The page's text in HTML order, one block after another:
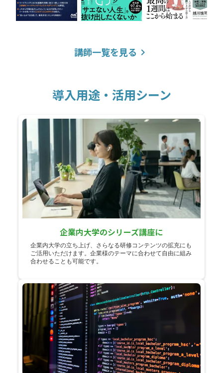
講師一覧を見る keyboard_arrow_right
導入用途・活用シーン
企業内大学のシリーズ講座に
企業内大学の立ち上げ、さらなる研修コンテンツの拡充にも
ご活用いただけます。企業様のテーマに合わせて自由に組み
合わせることも可能です。